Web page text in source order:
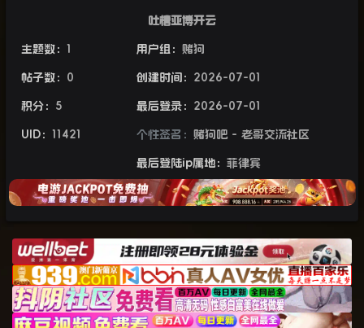
吐槽亚博开云
主题数： 1
帖子数： 0
积分： 5
UID： 11421
用户组： 赌狗
创建时间： 2026-07-01
最后登录： 2026-07-01
个性签名： 赌狗吧 - 老哥交流社区
最后登陆ip属地： 菲律宾